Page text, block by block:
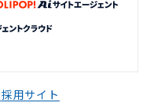
採用サイト